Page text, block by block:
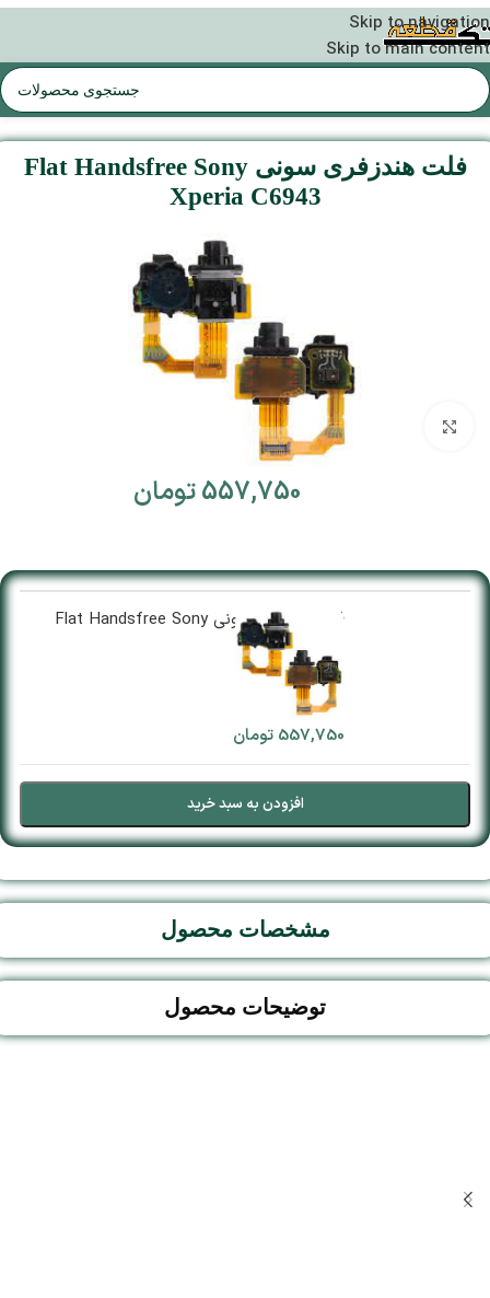
Skip to navigation
Skip to main content
فلت هندزفری سونی Flat Handsfree Sony
Xperia C6943
بزرگنمایی تصویر
557,750تومان
فلت هندزفری سونی Flat Handsfree Sony
Xperia Z1
-
+
557,750 تومان
افزودن به سبد خرید
مشخصات محصول
توضیحات محصول